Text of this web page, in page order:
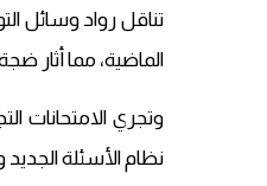
الماضية، مما أثار
وتجري الامتحانات
نظام الأسئلة